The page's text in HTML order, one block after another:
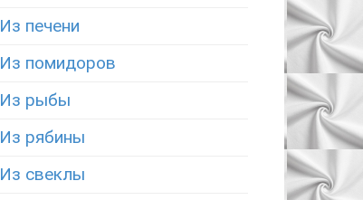
Из печени
Из помидоров
Из рыбы
Из рябины
Из свеклы